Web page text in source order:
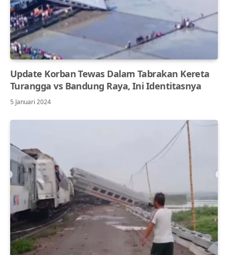
Update Korban Tewas Dalam Tabrakan Kereta
Turangga vs Bandung Raya, Ini Identitasnya
5 Januari 2024